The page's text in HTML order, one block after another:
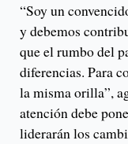
“Soy un
y debemos
que el rumbo del
diferencias. Para
la misma orilla”,
atención debe
liderarán los